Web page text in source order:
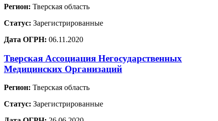
Регион: Тверская область
Статус: Зарегистрированные
Дата ОГРН: 06.11.2020
Тверская Ассоциация Негосударственных
Медицинских Организаций
Регион: Тверская область
Статус: Зарегистрированные